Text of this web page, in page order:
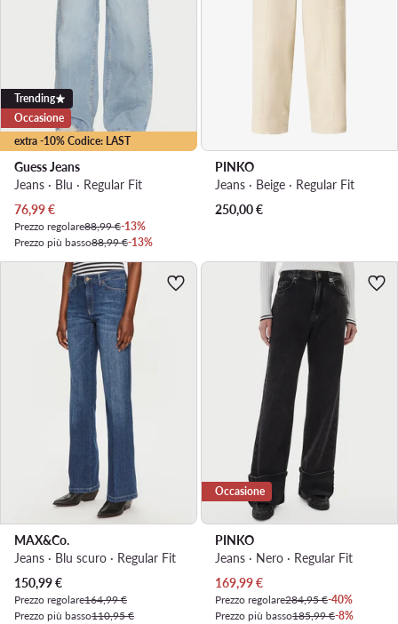
extra -10% Codice: LAST
Trending
Occasione
Guess Jeans
Jeans · Blu · Regular Fit
Prezzo attuale
76,99€
Prezzo regolare88,99 €-13%
Prezzo più basso88,99 €-13%
PINKO
Jeans · Beige · Regular Fit
250,00€
MAX&Co.
Jeans · Blu scuro · Regular Fit
Prezzo attuale
150,99€
Prezzo regolare164,99 €
Prezzo più basso110,95 €
Occasione
PINKO
Jeans · Nero · Regular Fit
Prezzo attuale
169,99€
Prezzo regolare284,95 €-40%
Prezzo più basso185,99 €-8%